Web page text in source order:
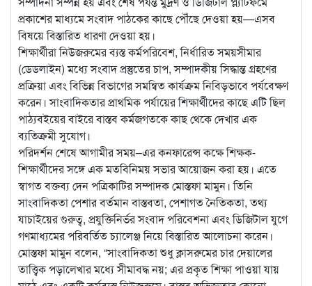
প্রকাশের মাধ্যমে সংবাদ পাঠকের কাছে পৌঁছে দেওয়া হয়—এসব
বিষয়ে বিস্তারিত ধারণা দেওয়া হয়।
শিক্ষার্থীরা নিউজরুমের ব্যস্ত কর্মপরিবেশ, নির্ধারিত সময়সীমার
(ডেডলাইন) মধ্যে সংবাদ প্রস্তুতের চাপ, সম্পাদকীয় সিদ্ধান্ত গ্রহণের
প্রক্রিয়া এবং বিভিন্ন বিভাগের সমন্বিত কার্যক্রম নিবিড়ভাবে পর্যবেক্ষণ
করেন। সাংবাদিকতার প্রাথমিক পর্যায়ের শিক্ষার্থীদের কাছে এটি ছিল
পাঠ্যবইয়ের বাইরে বাস্তব কর্মজগতকে কাছ থেকে দেখার এক
ব্যতিক্রমী সুযোগ।
পরিদর্শন শেষে আগামীর সময়–এর কনফারেন্স কক্ষে শিক্ষক-
শিক্ষার্থীদের সঙ্গে এক মতবিনিময় সভার আয়োজন করা হয়। এতে
স্বাগত বক্তব্য দেন পত্রিকাটির সম্পাদক মোস্তফা মামুন। তিনি
সাংবাদিকতা পেশার বর্তমান বাস্তবতা, পেশাগত নৈতিকতা, তথ্য
যাচাইয়ের গুরুত্ব, প্রযুক্তিনির্ভর সংবাদ পরিবেশনা এবং ডিজিটাল যুগে
গণমাধ্যমের পরিবর্তিত চ্যালেঞ্জ নিয়ে বিস্তারিত আলোচনা করেন।
মোস্তফা মামুন বলেন, “সাংবাদিকতা শুধু ক্লাসরুমের চার দেয়ালের
তাত্ত্বিক পড়ালেখার মধ্যে সীমাবদ্ধ নয়; এর প্রকৃত শিক্ষা পাওয়া যায়